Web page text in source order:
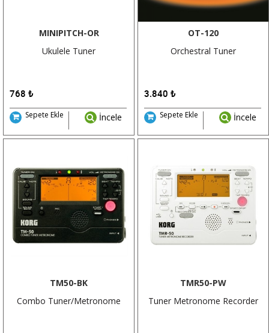
MINIPITCH-OR
Ukulele Tuner
768 ₺
Sepete Ekle İncele
OT-120
Orchestral Tuner
3.840 ₺
Sepete Ekle İncele
TM50-BK
Combo Tuner/Metronome
TMR50-PW
Tuner Metronome Recorder